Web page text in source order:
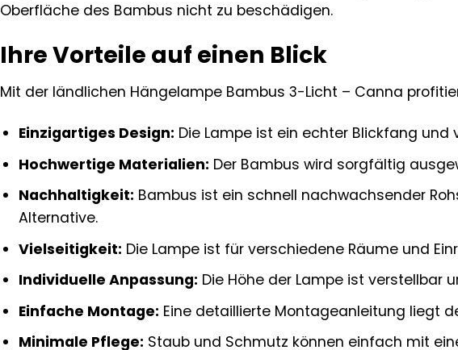
Oberfläche des Bambus nicht zu beschädigen.
Ihre Vorteile auf einen Blick
Mit der ländlichen Hängelampe Bambus 3-Licht – Canna
Einzigartiges Design: Die Lampe ist ein echter Blickfang
Hochwertige Materialien: Der Bambus wird sorgfältig
Nachhaltigkeit: Bambus ist ein schnell nachwachsender
Alternative.
Vielseitigkeit: Die Lampe ist für verschiedene Räume und
Individuelle Anpassung: Die Höhe der Lampe ist verstellbar
Einfache Montage: Eine detaillierte Montageanleitung liegt
Minimale Pflege: Staub und Schmutz können einfach mit